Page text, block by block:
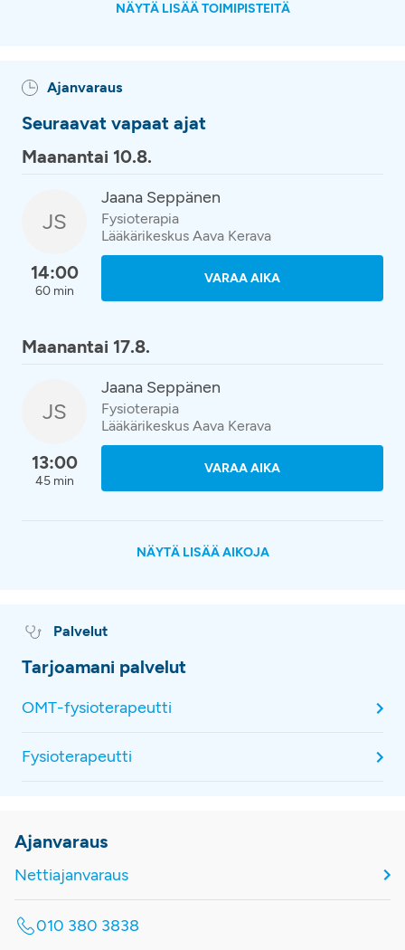
NÄYTÄ LISÄÄ TOIMIPISTEITÄ
Ajanvaraus
Seuraavat vapaat ajat
Maanantai 10.8.
JS
14:00
60 min
Jaana Seppänen
Fysioterapia
Lääkärikeskus Aava Kerava
VARAA AIKA
Maanantai 17.8.
JS
13:00
45 min
Jaana Seppänen
Fysioterapia
Lääkärikeskus Aava Kerava
VARAA AIKA
NÄYTÄ LISÄÄ AIKOJA
Palvelut
Tarjoamani palvelut
OMT-fysioterapeutti
Fysioterapeutti
Ajanvaraus
Nettiajanvaraus
010 380 3838